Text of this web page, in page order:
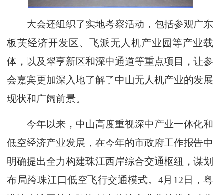
大会还组织了实地考察活动，包括参观广东
板芙经济开发区、飞派无人机产业园等产业载
体，以及翠亨新区和深中通道等重点项目，让参
会嘉宾更加深入地了解了中山无人机产业的发展
现状和广阔前景。
今年以来，中山高度重视深中产业一体化和
低空经济产业发展，在今年的市政府工作报告中
明确提出全力构建珠江西岸综合交通枢纽，谋划
布局跨珠江口低空飞行交通模式。4月12日，粤